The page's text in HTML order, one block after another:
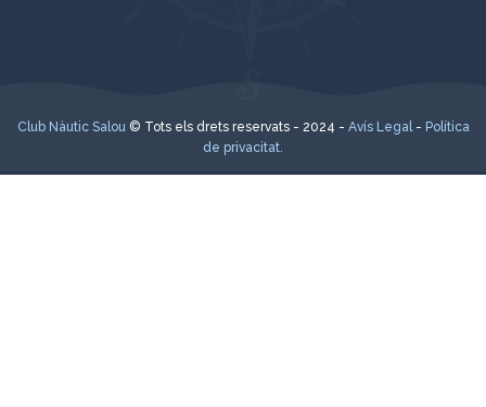
Club Nàutic Salou© Tots els drets reservats - 2024 - Avís Legal- Política
de privacitat.